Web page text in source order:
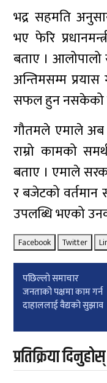
भद्र सहमति
भए फेरि
बताए ।
अन्तिमसम्म
सफल हुन नसकेको
गौतमले एमाले अब
राम्रो कामको
बताए । एमाले
र बजेटको वर्तमान
उपलब्धि भएको
Facebook Twitter
Post
navigation
पछिल्लाे समाचार
जनताको पक्षमा काम गर्न
दाहाललाई वैद्यको सुझाव
प्रतिक्रिया दिनुहोस्